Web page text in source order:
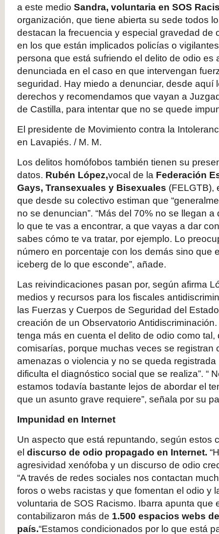
a este medio Sandra, voluntaria en SOS
organización, que tiene abierta su sede todos
destacan la frecuencia y especial gravedad de
en los que están implicados policías o
persona que está sufriendo el delito de odio es
denunciada en el caso en que intervengan
seguridad. Hay miedo a denunciar, desde aquí
derechos y recomendamos que vayan a
de Castilla, para intentar que no se quede
El presidente de Movimiento contra la
en Lavapiés. / M. M.
Los delitos homófobos también tienen su
datos. Rubén López,vocal de la Federación
Gays, Transexuales y Bisexuales (FELGTB),
que desde su colectivo estiman que
no se denuncian”. “Más del 70% no se llegan
lo que te vas a encontrar, a que vayas a dar
sabes cómo te va tratar, por ejemplo. Lo
número en porcentaje con los demás sino que
iceberg de lo que esconde”, añade.
Las reivindicaciones pasan por, según afirma
medios y recursos para los fiscales
las Fuerzas y Cuerpos de Seguridad del
creación de un Observatorio
tenga más en cuenta el delito de odio como
comisarías, porque muchas veces se registran
amenazas o violencia y no se queda
dificulta el diagnóstico social que se realiza”. “
estamos todavía bastante lejos de abordar el
que un asunto grave requiere”, señala por su
Impunidad en Internet
Un aspecto que está repuntando, según estos
el discurso de odio propagado en Internet.
agresividad xenófoba y un discurso de odio
“A través de redes sociales nos contactan
foros o webs racistas y que fomentan el odio y
voluntaria de SOS Racismo. Ibarra apunta que
contabilizaron más de 1.500 espacios webs
país.“Estamos condicionados por lo que está